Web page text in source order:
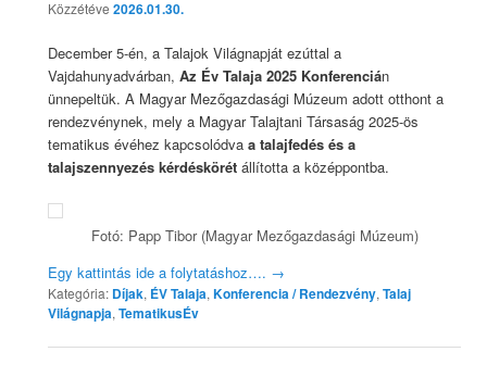
Közzétéve2026.01.30.
December 5-én, a Talajok Világnapját ezúttal a
Vajdahunyadvárban,Az Év Talaja 2025 Konferencián
ünnepeltük. A Magyar Mezőgazdasági Múzeum adott otthont a
rendezvénynek, mely a Magyar Talajtani Társaság 2025-ös
tematikus évéhez kapcsolódvaa talajfedés és a
talajszennyezés kérdéskörét állította a középpontba.
Fotó: Papp Tibor (Magyar Mezőgazdasági Múzeum)
Egy kattintás ide a folytatáshoz…. →
Kategória: Díjak, ÉV Talaja,Konferencia / Rendezvény,Talaj
Világnapja,TematikusÉv